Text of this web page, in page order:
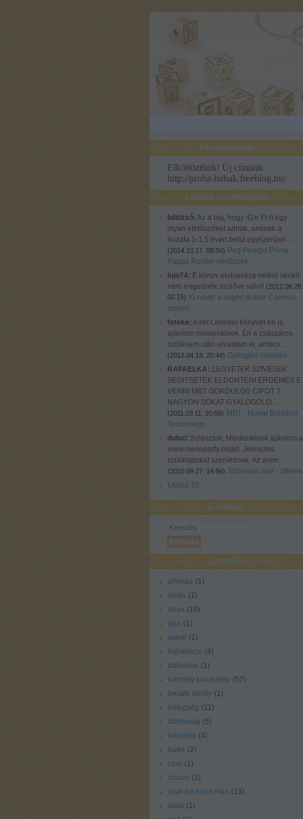
Próbababák
Elköltöztünk! Új címünk:
http://proba-babak.freeblog.hu/
Utolsó kommentek
bilidzsó: Az a baj, hogy 42e Ft-rt egy
olyan etetőszéket adnak, aminek a
huzata 1-1,5 éven belül egyszerűen ...
(2014.10.17. 08:50) Peg Perego Prima
Pappa Rocker etetőszék
lujo74: E könyv elolvasása nélkül senkit
nem engednék szülővé válni! (2012.08.28.
02:15) Ki nevel a végén doktor Csernus
szerint
feteke: A két Leboyer könyvet én is
ajánlom mindenkinek. Én a császáros
szülésem után olvastam el, amikor ...
(2012.04.13. 20:44) Gyöngéd születés
RAFAELKA: LEGYETEK SZIVESEK
SEGITSETEK ELDONTENI ERDEMES E
VENNI MBT GORDULOS CIPOT ?
NAGYON SOKAT GYALOGOLO...
(2011.03.11. 20:56) MBT - Masai Barefoot
Technology
dubai: Sziasztok, Mindenkinek ajánlom a
www.meseparty.oldalt. Jelmezes
szülinapokat szerveznek. Az anim...
(2010.09.27. 14:56) Szülinapi zsúr - ötletek
Utolsó 20
Keresés
Címkék
allergia (1)
alvás (1)
anya (10)
apa (1)
avent (1)
babakocsi (4)
babylove (1)
bármely korosztály (57)
besafe family (1)
betegség (11)
biztonság (5)
brendon (4)
bútor (2)
cam (1)
chicco (2)
csak ha nincs más (13)
divat (1)